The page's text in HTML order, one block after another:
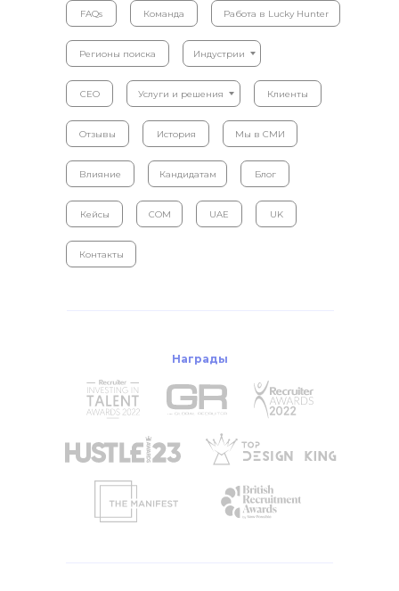
История
FAQs
Мы в СМИ
Команда
Влияние
Кейсы
Кандидатам
Регионы поиска
Блог
Индустрии
UK
CEO
UAE
Услуги и решения
Контакты
Клиенты
Отзывы
Работа в Lucky Hunter
COM
Награды